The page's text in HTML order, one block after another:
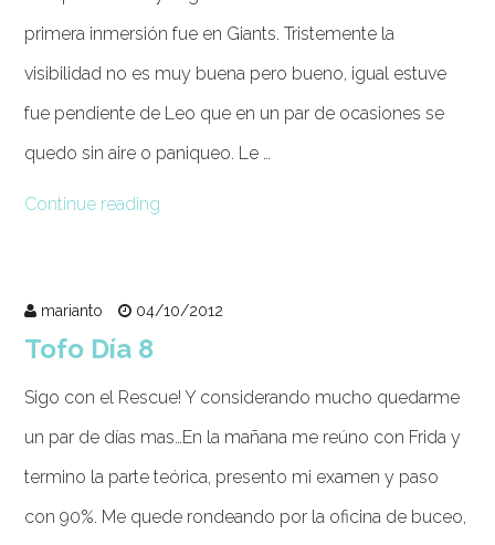
primera inmersión fue en Giants. Tristemente la
visibilidad no es muy buena pero bueno, igual estuve
fue pendiente de Leo que en un par de ocasiones se
quedo sin aire o paniqueo. Le …
Continue reading
marianto 04/10/2012
Tofo Día 8
Sigo con el Rescue! Y considerando mucho quedarme
un par de días mas…En la mañana me reúno con Frida y
termino la parte teórica, presento mi examen y paso
con 90%. Me quede rondeando por la oficina de buceo,